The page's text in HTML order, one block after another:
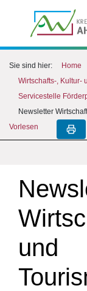
Sie sind hier: Home
Wirtschafts-, Kultur-
Servicestelle
Newsletter
Vorlesen
und